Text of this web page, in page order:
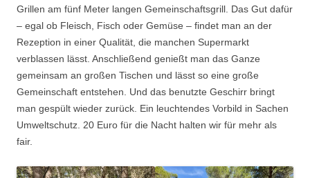
Grillen am fünf Meter langen Gemeinschaftsgrill. Das Gut dafür
– egal ob Fleisch, Fisch oder Gemüse – findet man an der
Rezeption in einer Qualität, die manchen Supermarkt
verblassen lässt. Anschließend genießt man das Ganze
gemeinsam an großen Tischen und lässt so eine große
Gemeinschaft entstehen. Und das benutzte Geschirr bringt
man gespült wieder zurück. Ein leuchtendes Vorbild in Sachen
Umweltschutz. 20 Euro für die Nacht halten wir für mehr als
fair.